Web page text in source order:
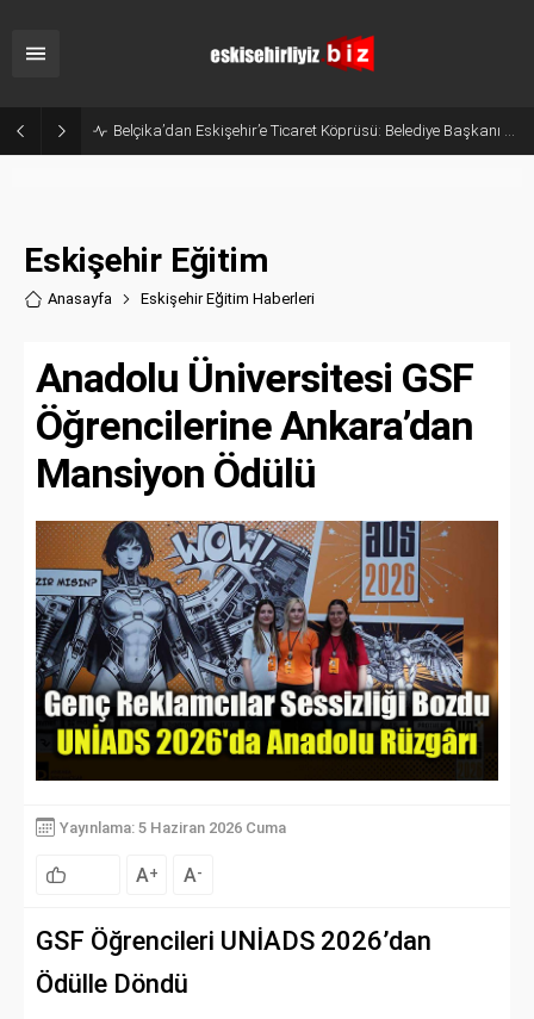
Belçika’dan Eskişehir’e Ticaret Köprüsü: Belediye Başkanı Emir Kır MÜSİAD’ı Ziyaret Etti
Eskişehir Eğitim
Anasayfa Eskişehir Eğitim Haberleri
Anadolu Üniversitesi GSF
Öğrencilerine Ankara’dan
Mansiyon Ödülü
Yayınlama: 5 Haziran 2026 Cuma
A+ A-
GSF Öğrencileri UNİADS 2026’dan
Ödülle Döndü